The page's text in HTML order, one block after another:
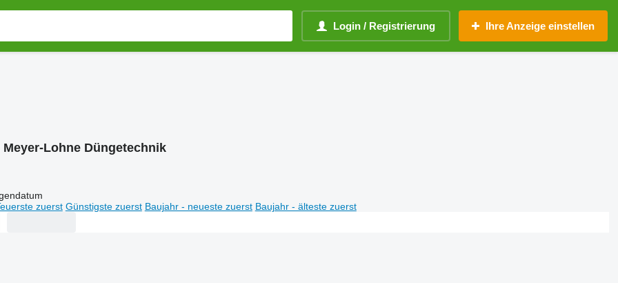
Login / Registrierung Ihre Anzeige einstellen
Meyer-Lohne Düngetechnik
zuerst Günstigste zuerst Baujahr - neueste zuerst Baujahr - älteste zuerst